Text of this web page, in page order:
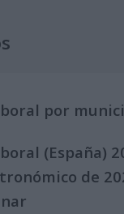
por
(España)
de